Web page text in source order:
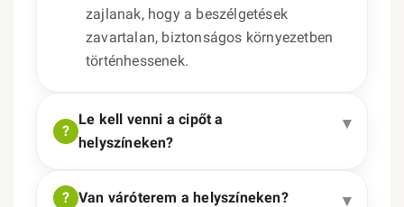
zajlanak, hogy a beszélgetések
zavartalan, biztonságos környezetben
történhessenek.
Le kell venni a cipőt a
helyszíneken?
Van váróterem a helyszíneken?